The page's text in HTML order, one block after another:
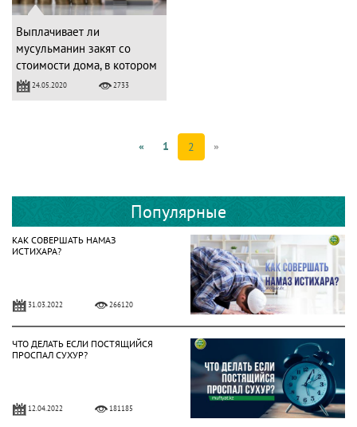
Выплачивает ли
мусульманин закят со
стоимости дома, в котором
не проживает?
24.05.2020 2733
« 1 2 »
Популярные
КАК СОВЕРШАТЬ НАМАЗ
ИСТИХАРА?
31.03.2022 266120
ЧТО ДЕЛАТЬ ЕСЛИ ПОСТЯЩИЙСЯ
ПРОСПАЛ СУХУР?
12.04.2022 181185